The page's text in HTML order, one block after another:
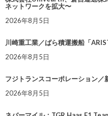
ネットワークを拡大〜
2026年8月5日
川崎重工業／ばら積運搬船「
2026年8月5日
フジトランスコーポレーション／
2026年8月5日